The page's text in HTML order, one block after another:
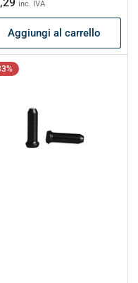
inc. IVA
Aggiungi al carrello